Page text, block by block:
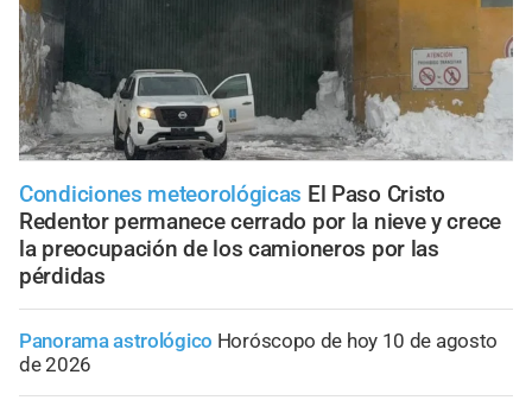
Condiciones meteorológicas El Paso Cristo
Redentor permanece cerrado por la nieve y crece
la preocupación de los camioneros por las
pérdidas
Panorama astrológico Horóscopo de hoy 10 de agosto
de 2026